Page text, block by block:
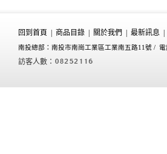
回到首頁 商品目錄 關於我們 最新訊息
南投總部：南投市南崗工業區工業南五路11號 / 電
訪客人數：